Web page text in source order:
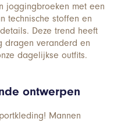
joggingbroeken met een
technische stoffen en
Deze trend heeft
dragen veranderd en
dagelijkse outfits.
ontwerpen
Mannen